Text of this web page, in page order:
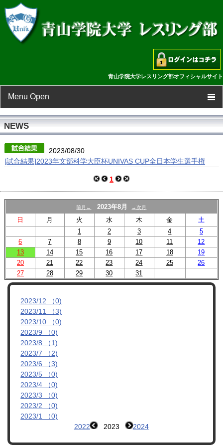
青山学院大学レスリング部オフィシャルサイト
Menu Open
TOP
新着情報
スケジュール
選手一覧
フォトギャラリー
管理者ブログ
OBへのお知らせ
NEWS
2023/08/30
[試合結果]2023年文部科学大臣杯UNIVAS CUP全日本学生選手権
1
前月← 2023年8月 →次月
日 月 火 水 木 金
土
1
2 3 4
5
6
7 8 9 10 11
12
13
14 15 16 17 18
19
20
21 22 23 24 25
26
27
28 29 30 31
2023/12 （0)
2023/11 （3)
2023/10 （0)
2023/9 （0)
2023/8 （1)
2023/7 （2)
2023/6 （3)
2023/5 （0)
2023/4 （0)
2023/3 （0)
2023/2 （0)
2023/1 （0)
2022
2023 2024